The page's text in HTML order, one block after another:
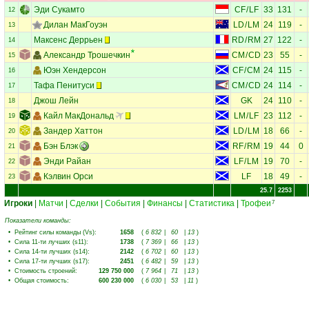
12 Эди Сукамто CF/LF 33 131 -
13 Дилан МакГоуэн LD/ LM 24 119 -
14 Максенс Деррьен RD/ RM 27 122 -
15 Александр Трошечкин CM /CD 23 55 -
16 Юэн Хендерсон CF/CM 24 115 -
17 Тафа Пенитуси CM /CD 24 114 -
18 Джош Лейн GK 24 110 -
19 Кайл МакДональд LM / LF 23 112 -
20 Зандер Хаттон LD/ LM 18 66 -
21 Бэн Блэк RF/ RM 19 44 0
22 Энди Райан LF/ LM 19 70 -
23 Кэлвин Орси LF 18 49 -
25.7 2253
Игроки Матчи Сделки События Финансы Статистика Трофеи 7
Показатели команды:
• Рейтинг силы команды (Vs): 1658 ( 6 832 60 13 )
• Сила 11-ти лучших (s11): 1738 ( 7 369 66 13 )
• Сила 14-ти лучших (s14): 2142 ( 6 702 60 13 )
• Сила 17-ти лучших (s17): 2451 ( 6 482 59 13 )
• Стоимость строений: 129 750 000 ( 7 964 71 13 )
• Общая стоимость: 600 230 000 ( 6 030 53 11 )